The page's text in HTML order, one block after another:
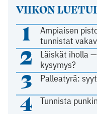
VIIKON
1
Ampiaisen
tunnistat
2
Läiskät iholla
kysymys?
3 Palleatyrä:
4 Tunnista